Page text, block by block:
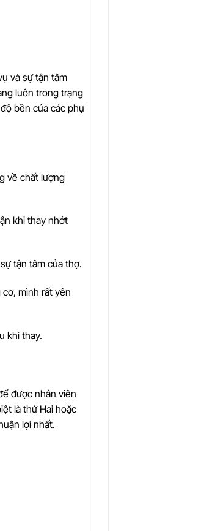
và sự tận tâm
luôn trong trạng
bền của các phụ
về chất lượng
khi thay nhớt
tận tâm của thợ.
mình rất yên
khi thay.
được nhân viên
là thứ Hai hoặc
lợi nhất.